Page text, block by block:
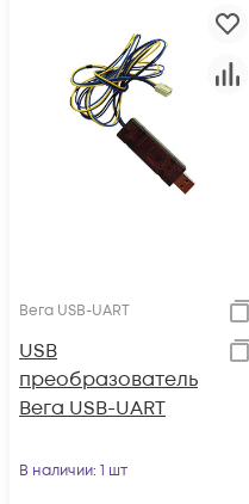
Вега USB-UART
USB
преобразователь
Вега USB-UART
В наличии: 1 шт